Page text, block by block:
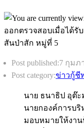
Post published:7 กุมภ
Post category:ข่าวกู้ชี
นาย ธนาธิป อุต๊ะ
นายกองค์การบริ
มอบหมายให้งาน